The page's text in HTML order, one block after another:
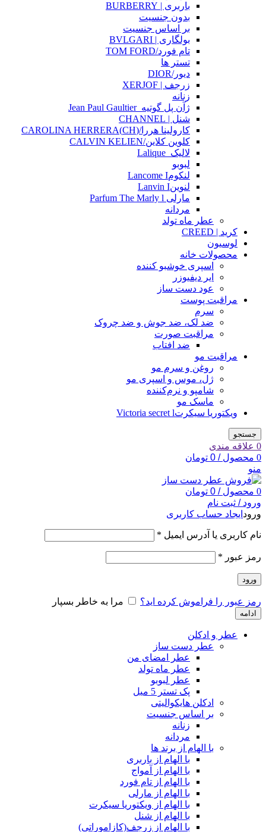
باربری | BURBERRY
بدون جنسیت
بر اساس جنسیت
بولگاری | BVLGARI
تام فورد/TOM FORD
تستر ها
دیور/DIOR
زرجف | XERJOF
زنانه
ژآن پل گوتیه_Jean Paul Gaultier
شنل | CHANNEL
کارولینا هررا/(CH)CAROLINA HERRERA
کلوین کلاین/CALVIN KELIEN
لالیک_Lalique
لبوبو
لنکومLancome I
لنوینLanvin I
مارلی Parfum The Marly l
مردانه
عطر ماه تولد
کرید | CREED
لوسیون
محصولات خانه
اسپری خوشبو کننده
ایر دیفیوزر
عود دست ساز
مراقبت پوست
سرم
ضد لک، ضد جوش و ضد چروک
مراقبت صورت
ضد افتاب
مراقبت مو
روغن و سرم مو
ژل، موس و اسپری مو
شامپو و نرم‌کننده
ماسک مو
ویکتوریا سیکرتVictoria secret l
جستجو
0 علاقه مندی
0 محصول /
0 تومان
منو
0 محصول /
0 تومان
ورود / ثبت نام
ورود ایجاد حساب کاربری
نام کاربری یا آدرس ایمیل *
رمز عبور *
ورود
رمز عبور را فراموش کرده اید؟ مرا به خاطر بسپار
ادامه
عطر و ادکلن
عطر دست ساز
عطر امضای من
عطر ماه تولد
عطر لبوبو
پک تستر 5 میل
ادکلن هایکوالیتی
بر اساس جنسیت
زنانه
مردانه
با الهام از برند ها
با الهام از باربری
با الهام از آمواج
با الهام از تام فورد
با الهام از مارلی
با الهام از ویکتوریا سیکرت
با الهام از شنل
با الهام از زرجف(کازاموراتی)